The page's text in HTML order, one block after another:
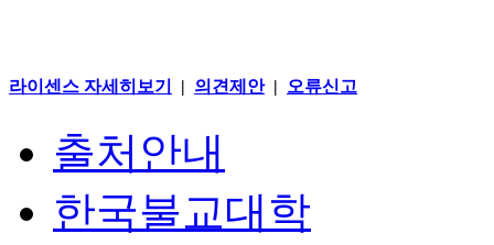
라이센스 자세히보기 | 의견제안| 오류신고
출처안내
한국불교대학